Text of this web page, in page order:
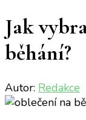
Jak
běhání?
Autor: Redakce